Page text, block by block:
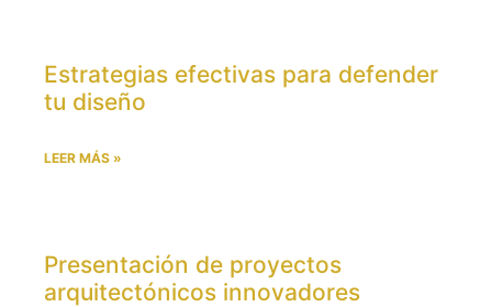
Estrategias efectivas para defender
tu diseño
LEER MÁS »
Presentación de proyectos
arquitectónicos innovadores